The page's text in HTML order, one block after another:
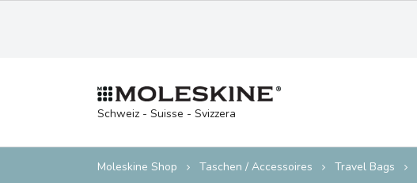
Schweiz - Suisse - Svizzera
Moleskine Shop Taschen / Accessoires Travel Bags